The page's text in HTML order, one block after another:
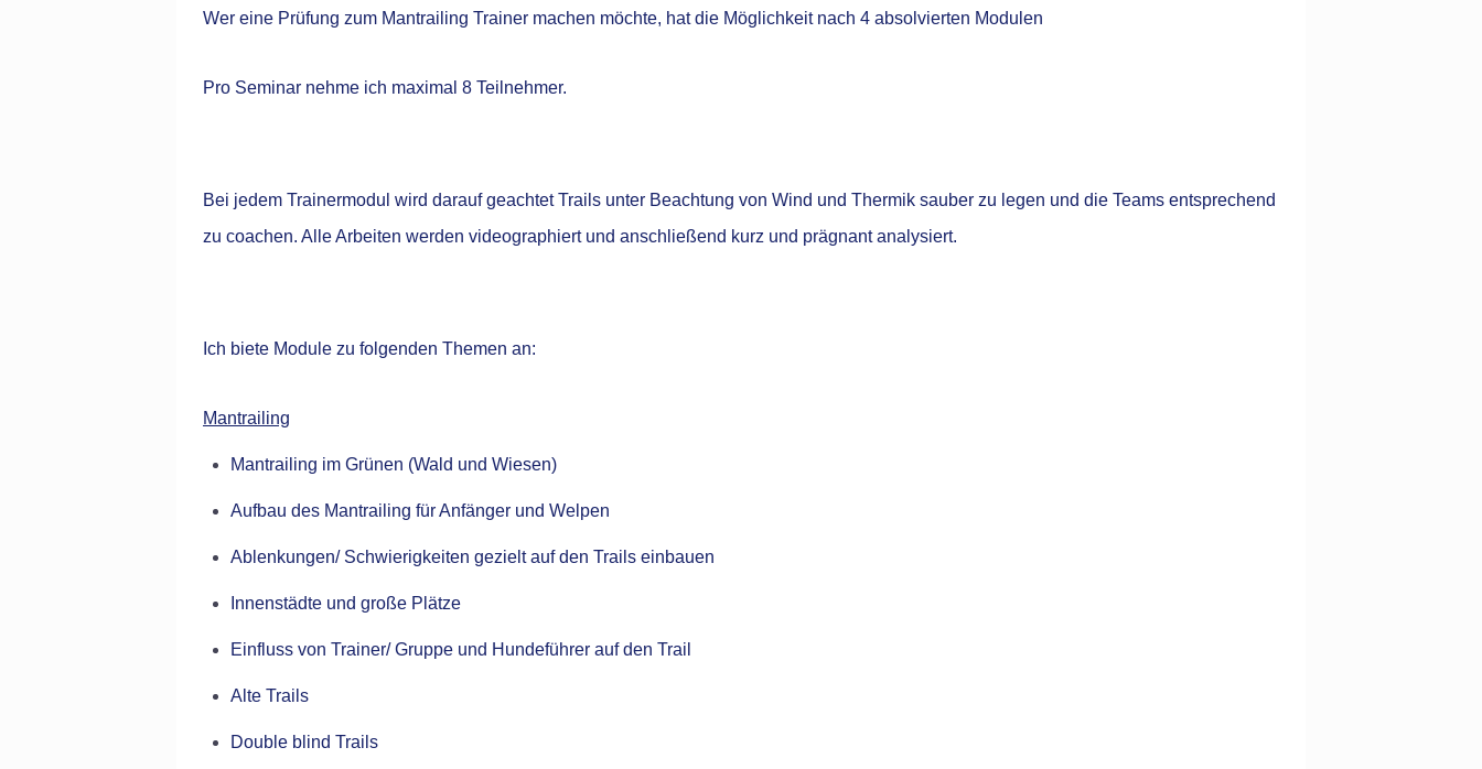
Wer eine Prüfung zum Mantrailing Trainer machen möchte, hat die Möglichkeit nach 4 absolvierten Modulen
Pro Seminar nehme ich maximal 8 Teilnehmer.
Bei jedem Trainermodul wird darauf geachtet Trails unter Beachtung von Wind und Thermik sauber zu legen und die Teams entsprechend
zu coachen. Alle Arbeiten werden videographiert und anschließend kurz und prägnant analysiert.
Ich biete Module zu folgenden Themen an:
Mantrailing
Mantrailing im Grünen (Wald und Wiesen)
Aufbau des Mantrailing für Anfänger und Welpen
Ablenkungen/ Schwierigkeiten gezielt auf den Trails einbauen
Innenstädte und große Plätze
Einfluss von Trainer/ Gruppe und Hundeführer auf den Trail
Alte Trails
Double blind Trails